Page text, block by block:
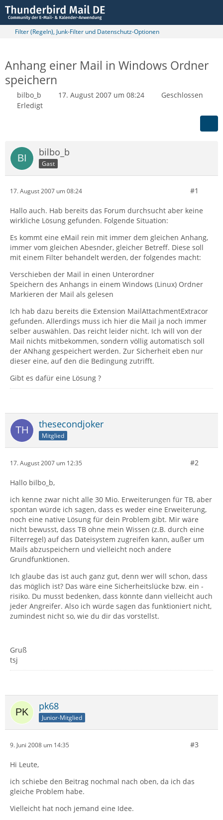
Filter (Regeln), Junk-Filter und Datenschutz-Optionen
Anhang einer Mail in Windows Ordner
speichern
bilbo_b 17. August 2007 um 08:24
Geschlossen
Erledigt
bilbo_b
Gast
17. August 2007 um 08:24 #1
Hallo auch. Hab bereits das Forum durchsucht aber keine
wirkliche Lösung gefunden. Folgende Situation:
Es kommt eine eMail rein mit immer dem gleichen Anhang,
immer vom gleichen Abesnder, gleicher Betreff. Diese soll
mit einem Filter behandelt werden, der folgendes macht:
Verschieben der Mail in einen Unterordner
Speichern des Anhangs in einem Windows (Linux) Ordner
Markieren der Mail als gelesen
Ich hab dazu bereits die Extension MailAttachmentExtracor
gefunden. Allerdings muss ich hier die Mail ja noch immer
selber auswählen. Das reicht leider nicht. Ich will von der
Mail nichts mitbekommen, sondern völlig automatisch soll
der ANhang gespeichert werden. Zur Sicherheit eben nur
dieser eine, auf den die Bedingung zutrifft.
Gibt es dafür eine Lösung ?
thesecondjoker
Mitglied
17. August 2007 um 12:35 #2
Hallo bilbo_b,
ich kenne zwar nicht alle 30 Mio. Erweiterungen für TB, aber
spontan würde ich sagen, dass es weder eine Erweiterung,
noch eine native Lösung für dein Problem gibt. Mir wäre
nicht bewusst, dass TB ohne mein Wissen (z.B. durch eine
Filterregel) auf das Dateisystem zugreifen kann, außer um
Mails abzuspeichern und vielleicht noch andere
Grundfunktionen.
Ich glaube das ist auch ganz gut, denn wer will schon, dass
das möglich ist? Das wäre eine Sicherheitslücke bzw. ein -
risiko. Du musst bedenken, dass könnte dann vielleicht auch
jeder Angreifer. Also ich würde sagen das funktioniert nicht,
zumindest nicht so, wie du dir das vorstellst.
Gruß
tsj
pk68
Junior-Mitglied
9. Juni 2008 um 14:35 #3
Hi Leute,
ich schiebe den Beitrag nochmal nach oben, da ich das
gleiche Problem habe.
Vielleicht hat noch jemand eine Idee.